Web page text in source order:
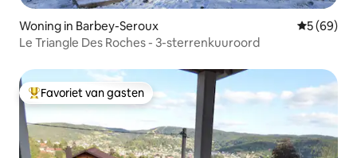
Woning in Barbey-Seroux
5 (69)
Le Triangle Des Roches - 3-sterrenkuuroord
Topfavoriet van gasten
Favoriet van gasten